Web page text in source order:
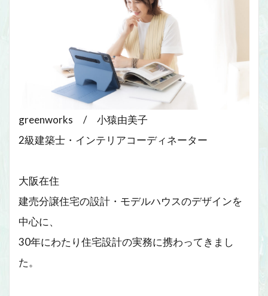
greenworks / 小猿由美子
2級建築士・インテリアコーディネーター
大阪在住
建売分譲住宅の設計・モデルハウスのデザインを
中心に、
30年にわたり住宅設計の実務に携わってきまし
た。